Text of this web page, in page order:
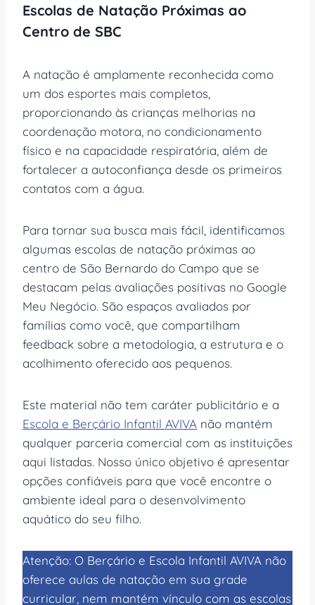
Escolas de Natação Próximas ao
Centro de SBC
A natação é amplamente reconhecida como
um dos esportes mais completos,
proporcionando às crianças melhorias na
coordenação motora, no condicionamento
físico e na capacidade respiratória, além de
fortalecer a autoconfiança desde os primeiros
contatos com a água.
Para tornar sua busca mais fácil, identificamos
algumas escolas de natação próximas ao
centro de São Bernardo do Campo que se
destacam pelas avaliações positivas no Google
Meu Negócio. São espaços avaliados por
famílias como você, que compartilham
feedback sobre a metodologia, a estrutura e o
acolhimento oferecido aos pequenos.
Este material não tem caráter publicitário e a
Escola e Berçário Infantil AVIVA não mantém
qualquer parceria comercial com as instituições
aqui listadas. Nosso único objetivo é apresentar
opções confiáveis para que você encontre o
ambiente ideal para o desenvolvimento
aquático do seu filho.
Atenção: O Berçário e Escola Infantil AVIVA não
oferece aulas de natação em sua grade
curricular, nem mantém vínculo com as escolas